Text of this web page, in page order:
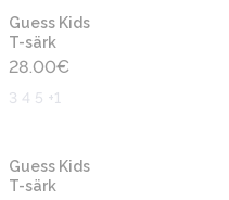
Guess Kids
T-särk
28.00€
3 4 5 +1
Guess Kids
T-särk